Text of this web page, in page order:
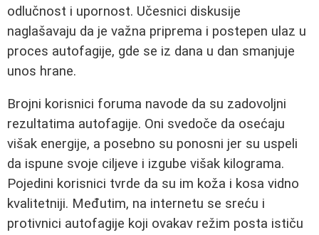
odlučnost i upornost. Učesnici diskusije
naglašavaju da je važna priprema i postepen ulaz u
proces autofagije, gde se iz dana u dan smanjuje
unos hrane.
Brojni korisnici foruma navode da su zadovoljni
rezultatima autofagije. Oni svedoče da osećaju
višak energije, a posebno su ponosni jer su uspeli
da ispune svoje ciljeve i izgube višak kilograma.
Pojedini korisnici tvrde da su im koža i kosa vidno
kvalitetniji. Međutim, na internetu se sreću i
protivnici autofagije koji ovakav režim posta ističu